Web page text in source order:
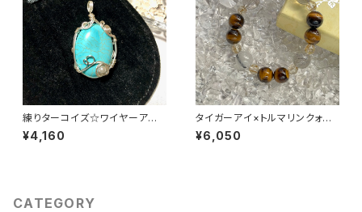
練りターコイズ☆ワイヤーアート
アクセサリー☆ペンダントトップ
¥4,160
タイガーアイ×トルマリンクォー
ツ☆ブレスレット
¥6,050
CATEGORY